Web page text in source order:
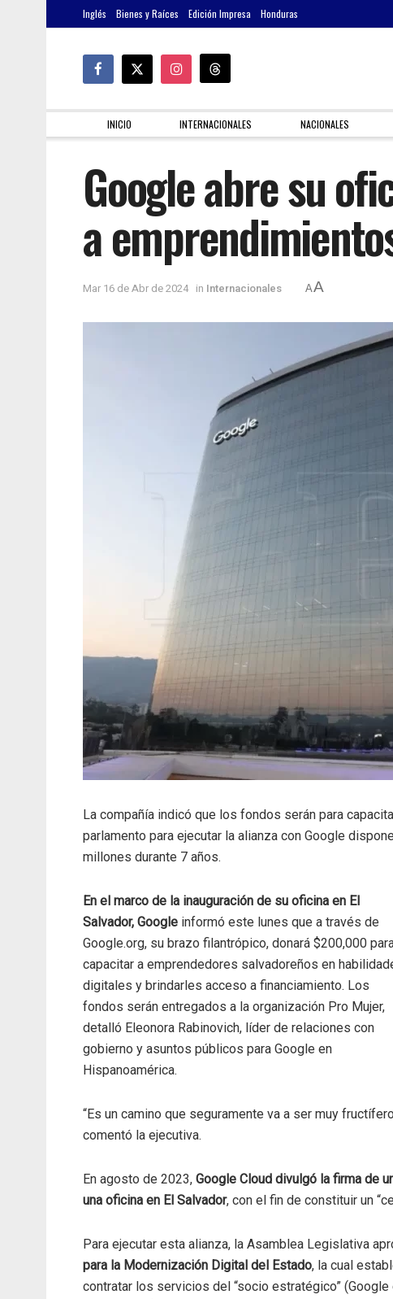
Inglés Bienes y Raíces Edición Impresa Honduras
INICIO INTERNACIONALES NACIONALES
Google abre su
a
Mar 16 de Abr de 2024 in Internacionales AA
La compañía indicó que los fondos serán para
parlamento para ejecutar la alianza con Google
millones durante 7 años.
En el marco de la inauguración de su oficina en El
Salvador, Google informó este lunes que a través de
Google.org, su brazo filantrópico, donará $200,000
capacitar a emprendedores salvadoreños en
digitales y brindarles acceso a financiamiento. Los
fondos serán entregados a la organización Pro Mujer,
detalló Eleonora Rabinovich, líder de relaciones con
gobierno y asuntos públicos para Google en
Hispanoamérica.
“Es un camino que seguramente va a ser muy
comentó la ejecutiva.
En agosto de 2023, Google Cloud divulgó la firma de
una oficina en El Salvador, con el fin de constituir un
Para ejecutar esta alianza, la Asamblea Legislativa
para la Modernización Digital del Estado, la cual
contratar los servicios del “socio estratégico”